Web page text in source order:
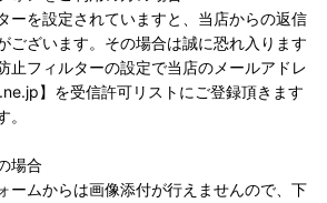
ーを設定されていますと、当店からの返信
ございます。その場合は誠に恐れ入ります
止フィルターの設定で当店のメールアドレ
】を受信許可リストにご登録頂きます
場合
ームからは画像添付が行えませんので、下